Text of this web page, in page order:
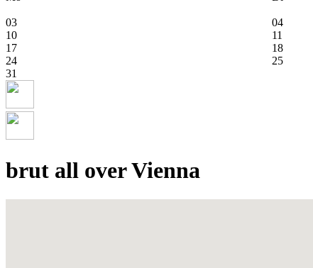
03
04
10
11
17
18
24
25
31
brut all over Vienna